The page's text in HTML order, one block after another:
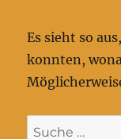
Es sieht so
konnten,
Suche